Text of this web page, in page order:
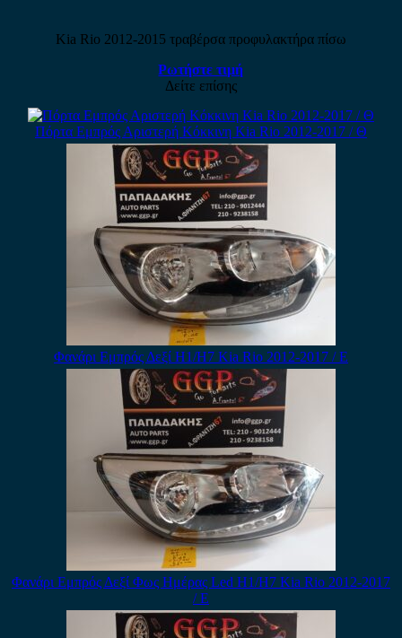
Kia Rio 2012-2015 τραβέρσα προφυλακτήρα πίσω
Ρωτήστε τιμή
Δείτε επίσης
Πόρτα Εμπρός Αριστερή Κόκκινη Kia Rio 2012-2017 / Θ
Φανάρι Εμπρός Δεξί H1/H7 Kia Rio 2012-2017 / Ε
Φανάρι Εμπρός Δεξί Φως Ημέρας Led H1/H7 Kia Rio 2012-2017
/ Ε